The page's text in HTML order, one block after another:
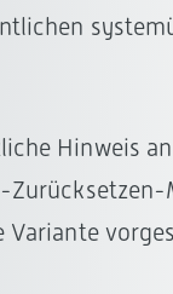
Hinweis